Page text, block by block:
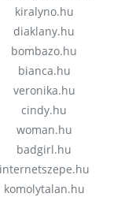
kiralyno.hu
diaklany.hu
bombazo.hu
bianca.hu
veronika.hu
cindy.hu
woman.hu
badgirl.hu
internetszepe.hu
komolytalan.hu